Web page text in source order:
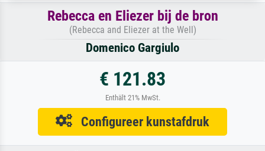
Rebecca en Eliezer bij de bron
(Rebecca and Eliezer at the Well)
Domenico Gargiulo
€ 121.83
Enthält 21% MwSt.
Configureer kunstafdruk